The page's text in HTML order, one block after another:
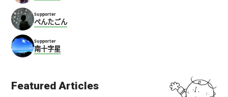
Supporter
ぺんたごん
Supporter
南十字星
Featured Articles